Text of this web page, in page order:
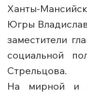
Ханты-
Югры
заместители
социальной
Стрельцова.
На мирной и